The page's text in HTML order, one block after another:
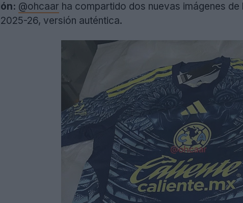
@ohcaar ha compartido dos nuevas imágenes
26, versión auténtica.